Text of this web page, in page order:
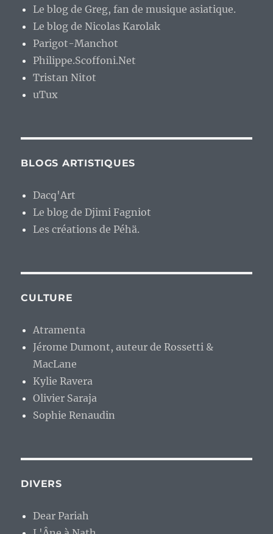
Le blog de Greg, fan de musique asiatique.
Le blog de Nicolas Karolak
Parigot-Manchot
Philippe.Scoffoni.Net
Tristan Nitot
uTux
BLOGS ARTISTIQUES
Dacq'Art
Le blog de Djimi Fagniot
Les créations de Péhä.
CULTURE
Atramenta
Jérome Dumont, auteur de Rossetti &
MacLane
Kylie Ravera
Olivier Saraja
Sophie Renaudin
DIVERS
Dear Pariah